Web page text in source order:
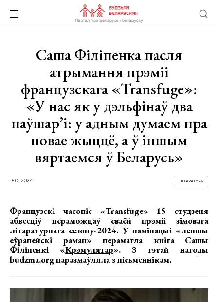
Саша Філіпенка пасля
атрымання прэміі
французскага «Transfuge»:
«У нас як у дэльфінаў два
паўшар’і: у адным думаем пра
новае жыццё, а ў іншым
вяртаемся ў Беларусь»
15.01.2024 ЛІТАРАТУРА
Французскі часопіс «Transfuge» 15 студзеня
абвесціў пераможцаў сваёй прэміі зімовага
літаратурнага сезону-2024. У намінацыі «лепшы
еўрапейскі раман» перамагла кніга Сашы
Філіпенкі «Крэмулятар». З гэтай нагоды
budzma.org паразмаўляла з пісьменнікам.